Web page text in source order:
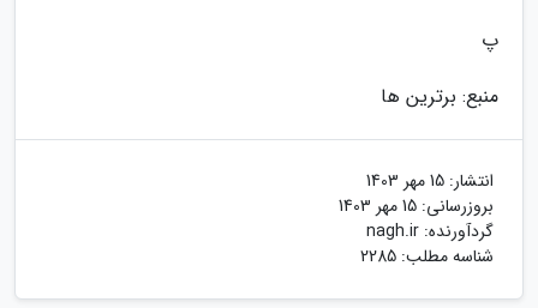
پ
منبع: برترین ها
انتشار: 15 مهر 1403
بروزرسانی: 15 مهر 1403
گردآورنده: nagh.ir
شناسه مطلب: 2285